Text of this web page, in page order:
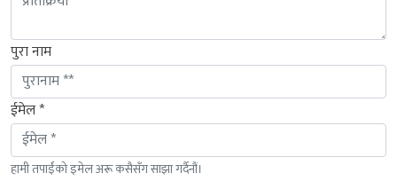
पुरा नाम
ईमेल *
हामी तपाईंको इमेल अरू कसैसँग साझा गर्दैनौं।